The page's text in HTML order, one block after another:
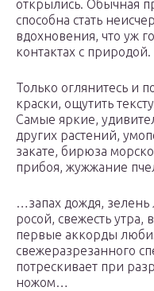
открылись. Обычная
способна стать
вдохновения, что уж
контактах с природой.
Только оглянитесь и
краски, ощутить
Самые яркие,
других растений,
закате, бирюза
прибоя, жужжание
…запах дождя,
росой, свежесть утра,
первые аккорды
свежеразрезанного
потрескивает при
ножом…